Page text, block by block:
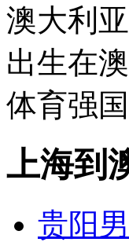
澳大利
出生在
体育强
上海到
贵阳